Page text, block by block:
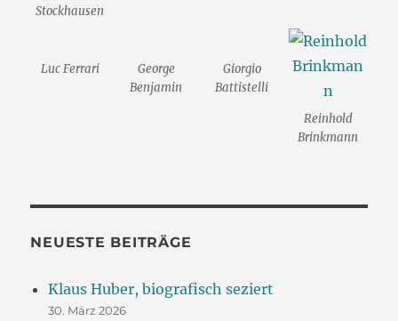
Stockhausen
Luc Ferrari
George
Benjamin
Giorgio
Battistelli
Reinhold
Brinkmann
NEUESTE BEITRÄGE
Klaus Huber, biografisch seziert
30. März 2026